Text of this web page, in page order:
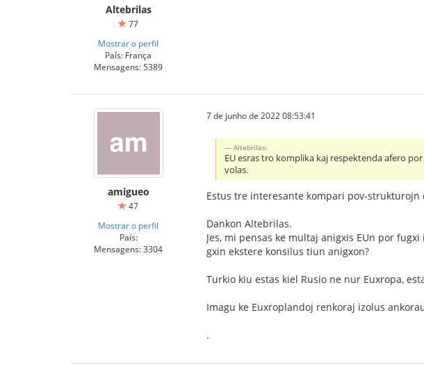
Altebrilas
77
Mostrar o perfil
País: França
Mensagens: 5389
amigueo
47
Mostrar o perfil
País:
Mensagens: 3304
7 de junho de 2022 08:53:41
Altebrilas:
EU esras tro komplika kaj respektenda afero
volas.
Estus tre interesante kompari pov-strukturojn
Dankon Altebrilas.
Jes, mi pensas ke multaj anigxis EUn por
gxin ekstere konsilus tiun anigxon?
Turkio kiu estas kiel Rusio ne nur Euxropa,
Imagu ke Euxroplandoj renkoraj izolus
.